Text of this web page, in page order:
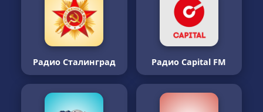
Радио Сталинград Радио Capital FM